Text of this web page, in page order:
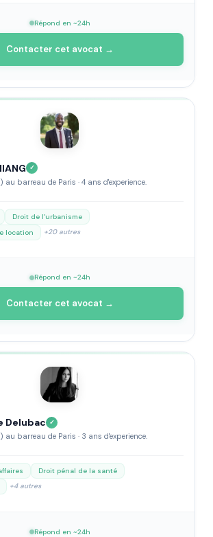
Répond en ~24h
Contacter cet avocat →
✓
barreau de Paris · 4 ans d'experience.
Droit de l'urbanisme
location
+20 autres
Répond en ~24h
Contacter cet avocat →
Delubac ✓
au barreau de Paris · 3 ans d'experience.
Droit pénal de la santé
+4 autres
Répond en ~24h